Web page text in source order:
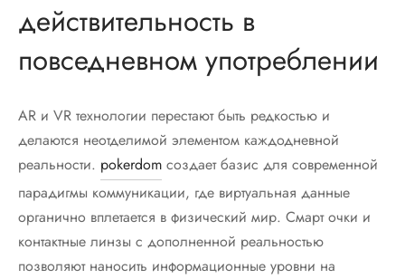
действительность в
повседневном употреблении
AR и VR технологии перестают быть редкостью и
делаются неотделимой элементом каждодневной
реальности. pokerdom создает базис для современной
парадигмы коммуникации, где виртуальная данные
органично вплетается в физический мир. Смарт очки и
контактные линзы с дополненной реальностью
позволяют наносить информационные уровни на